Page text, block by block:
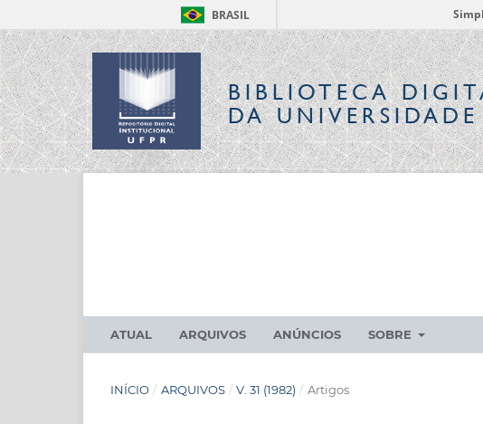
BRASIL
BIBLIOTECA
DA
ATUAL ARQUIVOS ANÚNCIOS SOBRE
INÍCIO / ARQUIVOS / V. 31 (1982) / Artigos